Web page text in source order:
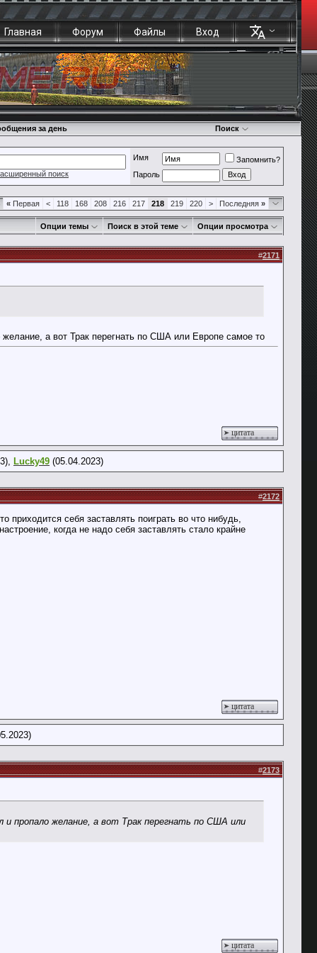
Главная Форум Файлы Вход
за день Поиск
поиск
Имя
Запомнить?
Пароль
« Первая < 118 168 208 216 217 218 219 220 > Последняя »
Опции темы Поиск в этой теме Опции просмотра
#2171
а вот Трак перегнать по США или Европе самое то
цитата
Lucky49 (05.04.2023)
#2172
себя заставлять поиграть во что нибудь,
когда не надо себя заставлять стало крайне
цитата
#2173
пропало желание, а вот Трак перегнать по США или
цитата